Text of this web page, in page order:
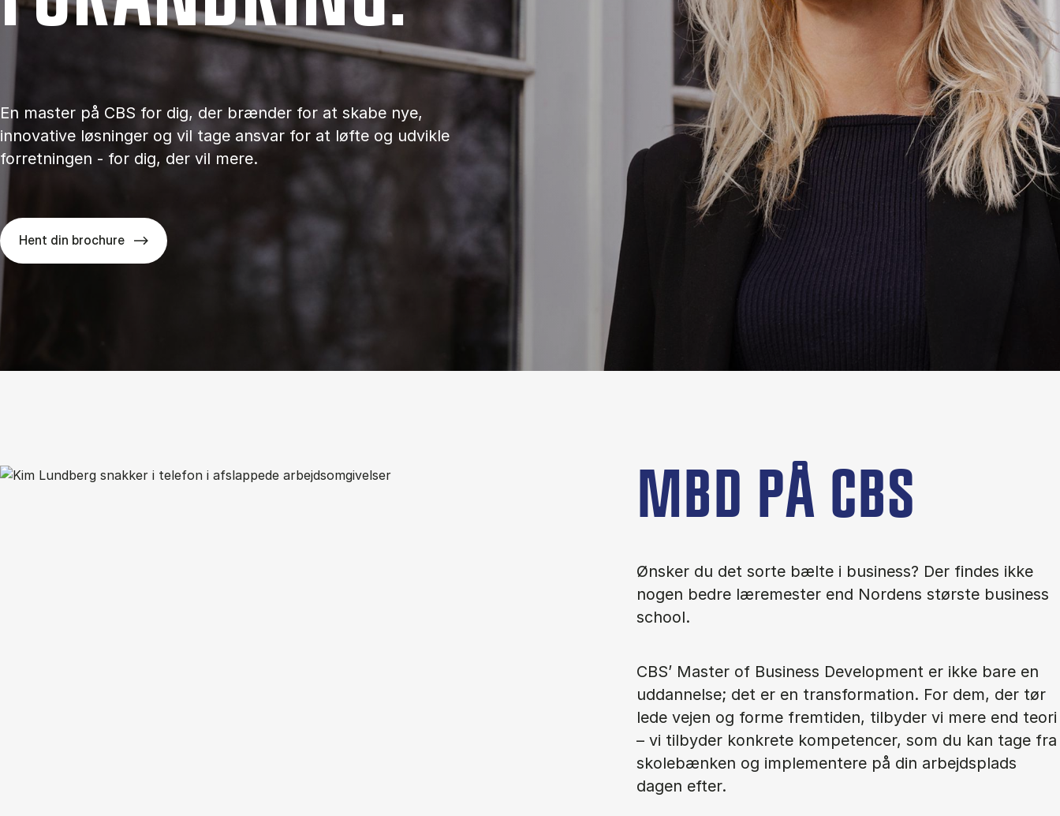
En master på CBS for dig, der brænder for at skabe nye,
innovative løsninger og vil tage ansvar for at løfte og udvikle
forretningen - for dig, der vil mere.
Hent din brochure
MBD PÅ CBS
Ønsker du det sorte bælte i business? Der findes ikke
nogen bedre læremester end Nordens største business
school.
CBS’ Master of Business Development er ikke bare en
uddannelse; det er en transformation. For dem, der tør
lede vejen og forme fremtiden, tilbyder vi mere end teori
– vi tilbyder konkrete kompetencer, som du kan tage fra
skolebænken og implementere på din arbejdsplads
dagen efter.